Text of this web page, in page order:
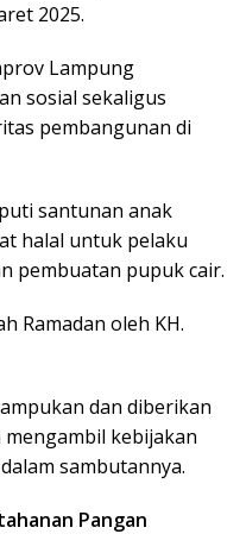
2025.
Lampung
sosial sekaligus
pembangunan di
santunan anak
halal untuk pelaku
pembuatan pupuk cair.
Ramadan oleh KH.
dan diberikan
kebijakan
sambutannya.
Pangan